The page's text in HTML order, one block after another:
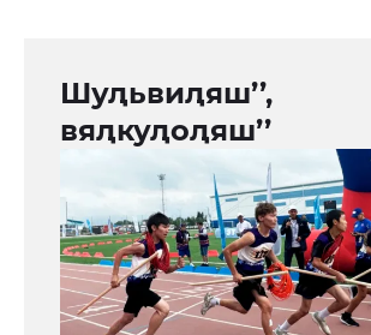
Шуԯьвиԯяш’’,
вяԯкуԯоԯяш’’